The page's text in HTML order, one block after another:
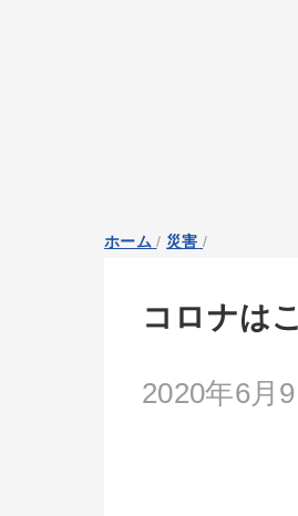
ホーム / 災害 /
コロナは
2020年6月